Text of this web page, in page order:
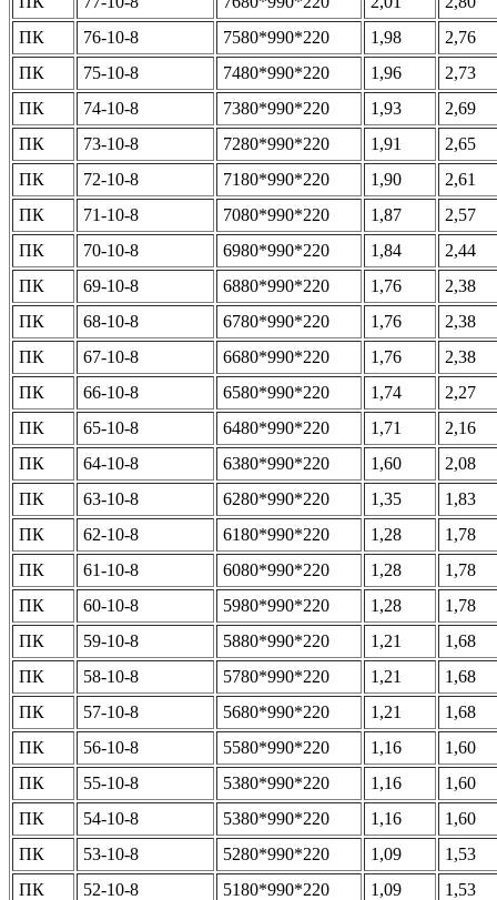
ПК
76-10-8 7580*990*220 1,98
2,76
ПК
75-10-8 7480*990*220 1,96
2,73
ПК
74-10-8 7380*990*220 1,93
2,69
ПК
73-10-8 7280*990*220 1,91
2,65
ПК
72-10-8 7180*990*220 1,90
2,61
ПК
71-10-8 7080*990*220 1,87
2,57
ПК
70-10-8 6980*990*220 1,84
2,44
ПК
69-10-8 6880*990*220 1,76
2,38
ПК
68-10-8 6780*990*220 1,76
2,38
ПК
67-10-8 6680*990*220 1,76
2,38
ПК
66-10-8 6580*990*220 1,74
2,27
ПК
65-10-8 6480*990*220 1,71
2,16
ПК
64-10-8 6380*990*220 1,60
2,08
ПК
63-10-8 6280*990*220 1,35
1,83
ПК
62-10-8 6180*990*220 1,28
1,78
ПК
61-10-8 6080*990*220 1,28
1,78
ПК
60-10-8 5980*990*220 1,28
1,78
ПК
59-10-8 5880*990*220 1,21
1,68
ПК
58-10-8 5780*990*220 1,21
1,68
ПК
57-10-8 5680*990*220 1,21
1,68
ПК
56-10-8 5580*990*220 1,16
1,60
ПК
55-10-8 5380*990*220 1,16
1,60
ПК
54-10-8 5380*990*220 1,16
1,60
ПК
53-10-8 5280*990*220 1,09
1,53
ПК
52-10-8 5180*990*220 1,09
1,53